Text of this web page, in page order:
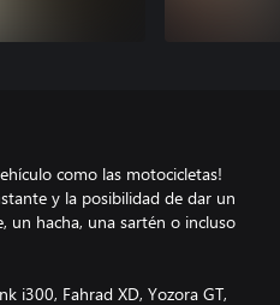
como las motocicletas!
y la posibilidad de dar un
hacha, una sartén o incluso
i300, Fahrad XD, Yozora GT,